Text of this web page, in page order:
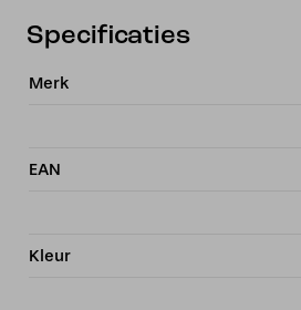
aantal
Specificaties
Merk
EAN
Kleur